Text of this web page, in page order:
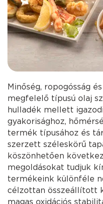
Minőség, ropogósság
megfelelő típusú olaj
hulladék mellett
gyakorisághoz,
termék típusához és
szerzett széleskörű
köszönhetően
megoldásokat tudjuk
termékeink különféle
célzottan összeállított
magas oxidációs